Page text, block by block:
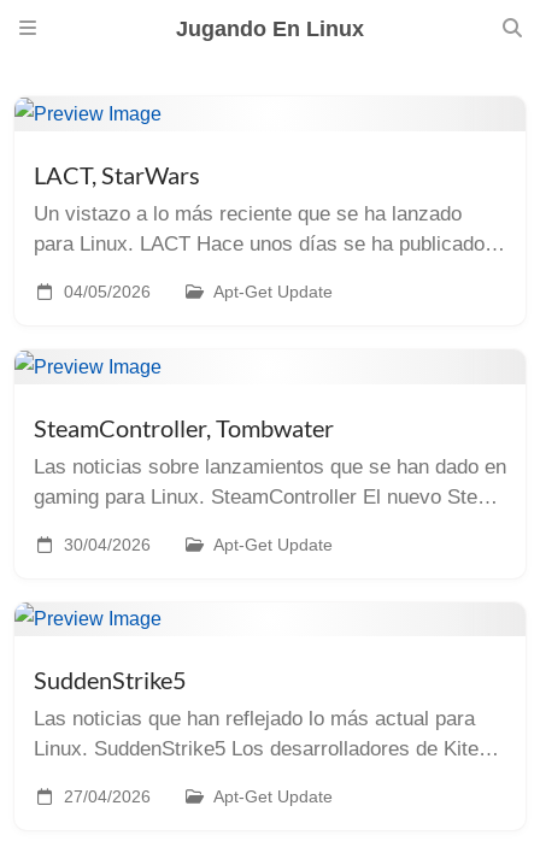
Jugando En Linux
LACT, StarWars
Un vistazo a lo más reciente que se ha lanzado
para Linux. LACT Hace unos días se ha publicado
interfaz de usuario y con soporte para el editor de
04/05/2026 Apt-Get Update
SteamController, Tombwater
Las noticias sobre lanzamientos que se han dado en
gaming para Linux. SteamController El nuevo Steam
30/04/2026 Apt-Get Update
SuddenStrike5
Las noticias que han reflejado lo más actual para
Linux. SuddenStrike5 Los desarrolladores de Kite
quinta parte de esta saga de estrategia en t...
27/04/2026 Apt-Get Update